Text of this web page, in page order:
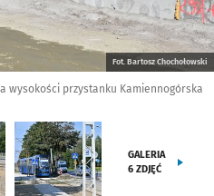
Fot. Bartosz Chochołowski
wysokości przystanku Kamiennogórska
GALERIA
6 ZDJĘĆ